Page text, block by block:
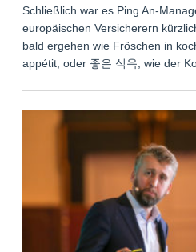
Schließlich war es Ping An-
europäischen Versicherern
bald ergehen wie Fröschen in
appétit, oder 좋은 식욕, wie der